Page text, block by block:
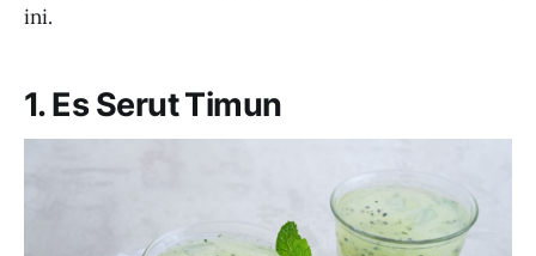
ini.
1. Es Serut Timun